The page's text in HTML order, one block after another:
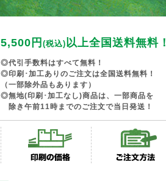
5,500円 (税込)以上全国送料無料！
◎代引手数料はすべて無料！
◎印刷･加工ありのご注文は全国送料無料！
（一部除外品もあります）
◎無地(印刷･加工なし)商品は、一部商品を
除き午前11時までのご注文で当日発送！